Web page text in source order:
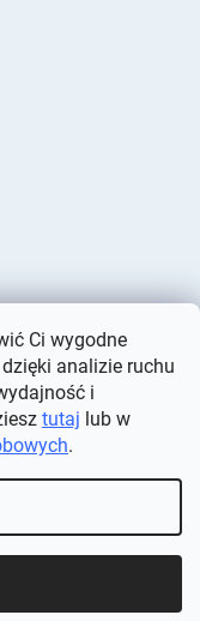
Ci wygodne
analizie ruchu
i
tutaj lub w
.